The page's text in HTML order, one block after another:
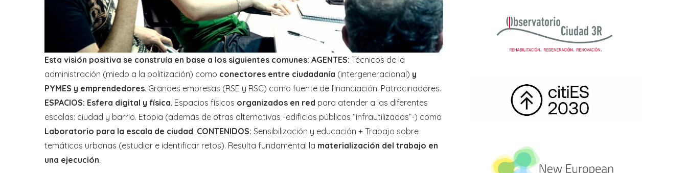
Esta visión positiva se construía en base a los siguientes comunes: AGENTES: Técnicos de la
administración (miedo a la politización) como conectores entre ciudadanía (intergeneracional) y
PYMES y emprendedores. Grandes empresas (RSE y RSC) como fuente de financiación. Patrocinadores.
ESPACIOS: Esfera digital y física. Espacios físicos organizados en red para atender a las diferentes
escalas: ciudad y barrio. Etopia (además de otras alternativas -edificios públicos “infrautilizados”-) como
Laboratorio para la escala de ciudad. CONTENIDOS: Sensibilización y educación + Trabajo sobre
temáticas urbanas (estudiar e identificar retos). Resulta fundamental la materialización del trabajo en
una ejecución.